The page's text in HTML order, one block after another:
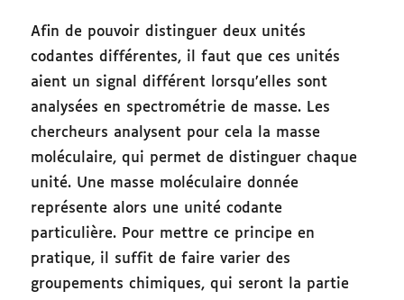
Afin de pouvoir distinguer deux unités
codantes différentes, il faut que ces unités
aient un signal différent lorsqu’elles sont
analysées en spectrométrie de masse. Les
chercheurs analysent pour cela la masse
moléculaire, qui permet de distinguer chaque
unité. Une masse moléculaire donnée
représente alors une unité codante
particulière. Pour mettre ce principe en
pratique, il suffit de faire varier des
groupements chimiques, qui seront la partie